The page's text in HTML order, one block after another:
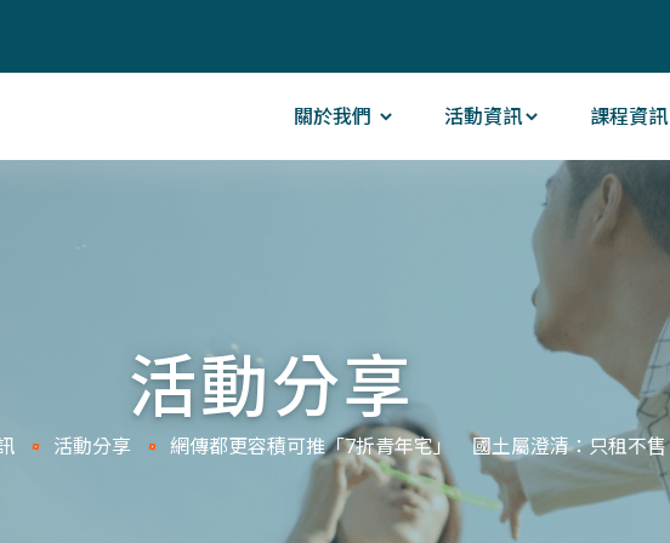
關於我們 活動資訊 課程資訊
活動分享
活動分享 網傳都更容積可推「7折青年宅」 國土屬澄清：只租不售